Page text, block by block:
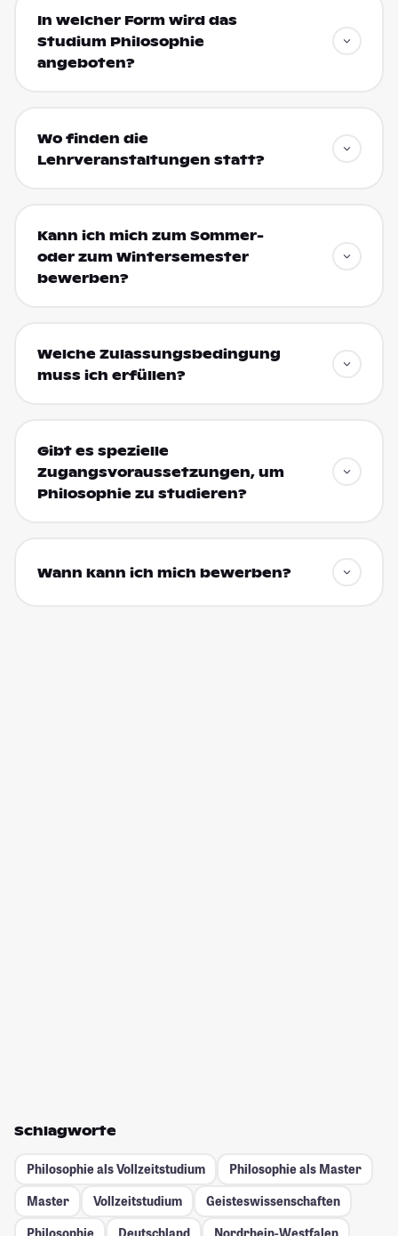
In welcher Form wird das
Studium Philosophie
angeboten?
Wo finden die
Lehrveranstaltungen statt?
Kann ich mich zum Sommer-
oder zum Wintersemester
bewerben?
Welche Zulassungsbedingung
muss ich erfüllen?
Gibt es spezielle
Zugangsvoraussetzungen, um
Philosophie zu studieren?
Wann kann ich mich bewerben?
Schlagworte
Philosophie als Vollzeitstudium
Philosophie als Master
Master
Vollzeitstudium
Geisteswissenschaften